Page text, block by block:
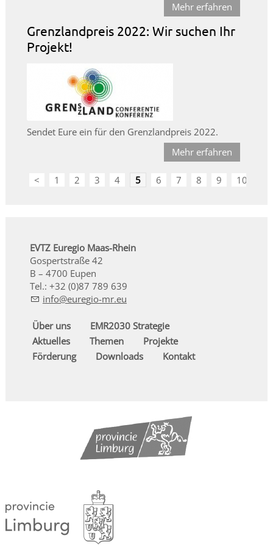
Mehr erfahren
Grenzlandpreis 2022: Wir suchen Ihr
Projekt!
Sendet Eure ein für den Grenzlandpreis 2022.
Mehr erfahren
< 1 2 3 4 5 6 7 8 9 10
EVTZ Euregio Maas-Rhein
Gospertstraße 42
B – 4700 Eupen
Tel.: +32 (0)87 789 639
nf
r g -mr
Über uns
EMR2030 Strategie
Aktuelles
Themen
Projekte
Förderung
Downloads Kontakt